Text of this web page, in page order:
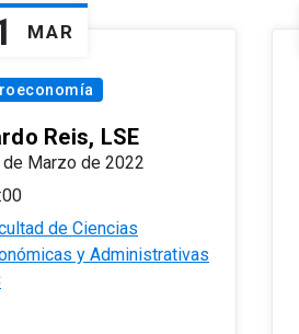
MAR
Reis, LSE
de Marzo de 2022
de Ciencias
y Administrativas